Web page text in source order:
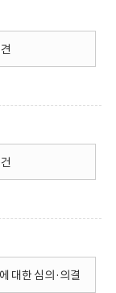
대한 심의·의결